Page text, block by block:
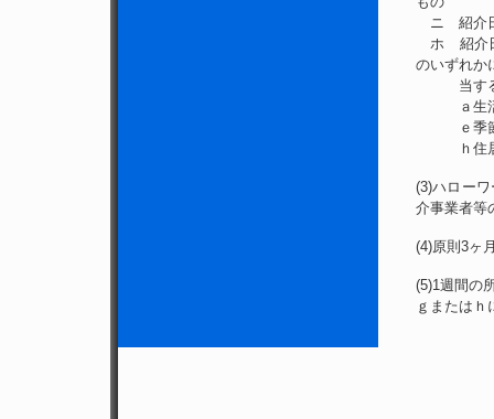
ニ 紹介日
ホ 紹介日
のいずれか
当す
ａ生活保
ｅ季節労
ｈ住居
(3)ハロー
介事業者等
(4)原則3ヶ
(5)1週間の
ｇまたはｈ